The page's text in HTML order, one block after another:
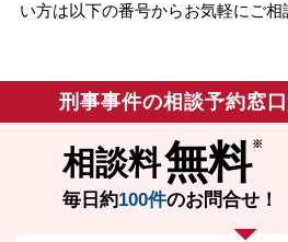
い方は以下の番号からお気軽にご相
刑事事件の相談予約窓口
相談料無料
毎日約100件のお問合せ！